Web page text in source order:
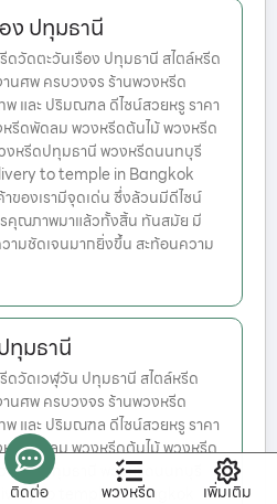
ง ปทุมธานี
วัดตะวันเรือง ปทุมธานี สไตล์หรีด
นศพ ครบวงจร ร้านพวงหรีด
และ ปริมณฑล ดีไซน์สวยหรู ราคา
รีดพัดลม พวงหรีดต้นไม้ พวงหรีด
งหรีดปทุมธานี พวงหรีดนนทบุรี
to temple in Bangkok
ของเรามีจุดเด่น ซึ่งล้วนมีดีไซน์
รคุณภาพมาแล้วทั้งสิ้น ทันสมัย มี
ามชัดเจนมากยิ่งขึ้น สะท้อนความ
ทุมธานี
วัดเวฬุวัน ปทุมธานี สไตล์หรีด
นศพ ครบวงจร ร้านพวงหรีด
และ ปริมณฑล ดีไซน์สวยหรู ราคา
รีดพัดลม พวงหรีดต้นไม้ พวงหรีด
งหรีดปทุมธานี พวงหรีดนนทบุรี
to temple in Bangkok
ติดต่อ พวงหรีด เพิ่มเติม